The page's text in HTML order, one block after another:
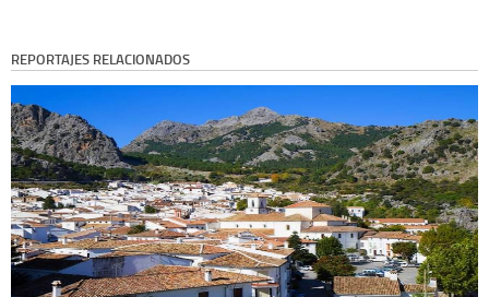
REPORTAJES RELACIONADOS